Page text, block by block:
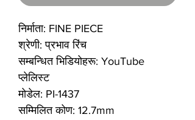
निर्माता: FINE PIECE
श्रेणी: प्रभाव रिंच
सम्बन्धित भिडियोहरू: YouTube
प्लेलिस्ट
मोडेल: PI-1437
सम्मिलित कोण: 12.7mm